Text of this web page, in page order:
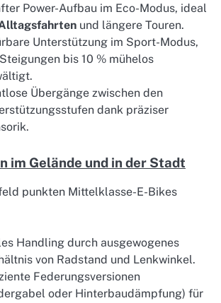
Power-Aufbau im Eco-Modus, ideal
und längere Touren.
Unterstützung im Sport-Modus,
bis 10 % mühelos
Übergänge zwischen den
dank präziser
im Gelände und in der Stadt
punkten Mittelklasse-E-Bikes
Handling durch ausgewogenes
von Radstand und Lenkwinkel.
Federungsversionen
oder Hinterbaudämpfung) für